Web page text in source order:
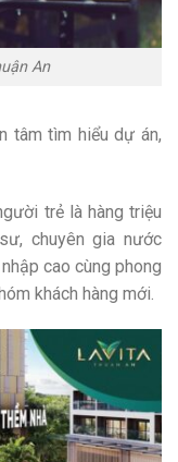
An
tâm tìm hiểu dự án,
trẻ là hàng triệu
chuyên gia nước
cao cùng phong
khách hàng mới.